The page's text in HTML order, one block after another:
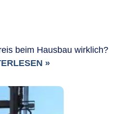
beim Hausbau wirklich?
»